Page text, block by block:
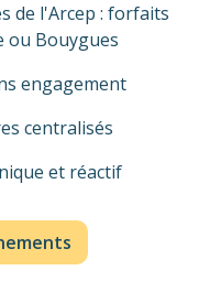
de l'Arcep : forfaits
ou Bouygues
engagement
centralisés
et réactif